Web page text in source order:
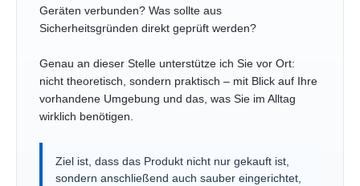
Geräten verbunden? Was sollte aus
Sicherheitsgründen direkt geprüft werden?
Genau an dieser Stelle unterstütze ich Sie vor Ort:
nicht theoretisch, sondern praktisch – mit Blick auf Ihre
vorhandene Umgebung und das, was Sie im Alltag
wirklich benötigen.
Ziel ist, dass das Produkt nicht nur gekauft ist,
sondern anschließend auch sauber eingerichtet,